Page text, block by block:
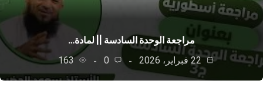
مراجعة الوحدة السادسة || لمادة…
22 فبراير، 2026
0
163